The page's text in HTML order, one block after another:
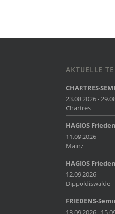
AKTUELLE
CHARTRES-
23.08.2026 -
Chartres
HAGIOS
11.09.2026
Mainz
HAGIOS
12.09.2026
Dippoldiswalde
FRIEDENS-